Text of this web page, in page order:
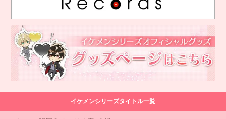
イケメンシリーズタイトル一覧